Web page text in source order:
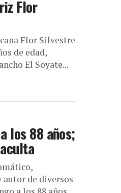
Flor
Flor Silvestre
de edad,
El Soyate...
los 88 años;
autor de diversos